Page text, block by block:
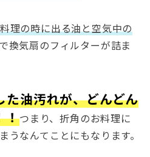
理の時に出る油と空気中の
換気扇のフィルターが詰ま
た油汚れが、どんどん
！つまり、折角のお料理に
うなんてことにもなります。